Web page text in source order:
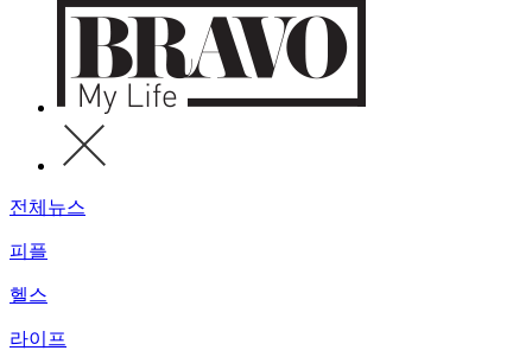
전체뉴스
피플
헬스
라이프